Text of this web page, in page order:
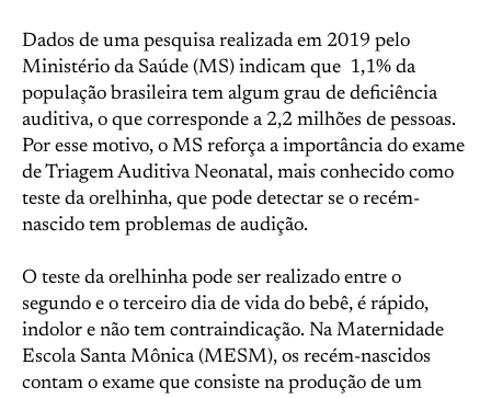
Dados de uma pesquisa realizada em 2019 pelo
Ministério da Saúde (MS) indicam que 1,1% da
população brasileira tem algum grau de deficiência
auditiva, o que corresponde a 2,2 milhões de pessoas.
Por esse motivo, o MS reforça a importância do exame
de Triagem Auditiva Neonatal, mais conhecido como
teste da orelhinha, que pode detectar se o recém-
nascido tem problemas de audição.
O teste da orelhinha pode ser realizado entre o
segundo e o terceiro dia de vida do bebê, é rápido,
indolor e não tem contraindicação. Na Maternidade
Escola Santa Mônica (MESM), os recém-nascidos
contam o exame que consiste na produção de um